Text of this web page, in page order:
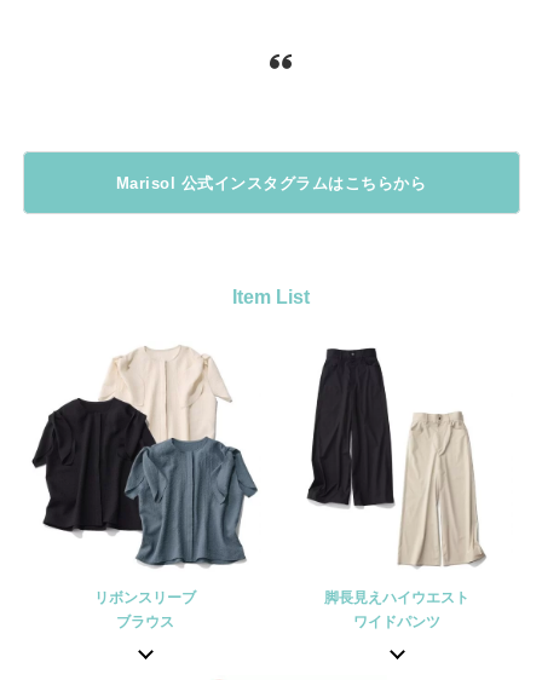
Marisol 公式インスタグラムはこちらから
Item List
リボンスリーブ
ブラウス
脚長見えハイウエスト
ワイドパンツ